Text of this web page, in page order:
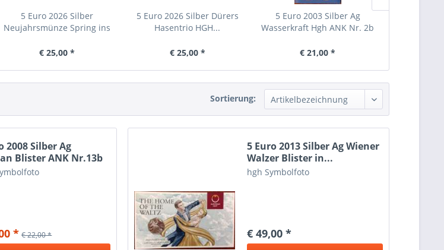
5 Euro 2026 Silber
Neujahrsmünze Spring ins
€ 25,00 *
5 Euro 2026 Silber Dürers
Hasentrio HGH...
€ 25,00 *
5 Euro 2003 Silber Ag
Wasserkraft Hgh ANK Nr. 2b
€ 21,00 *
Sortierung:
2008 Silber Ag
Blister ANK Nr.13b
* € 22,00 *
5 Euro 2013 Silber Ag Wiener
Walzer Blister in...
hgh Symbolfoto
€ 49,00 *